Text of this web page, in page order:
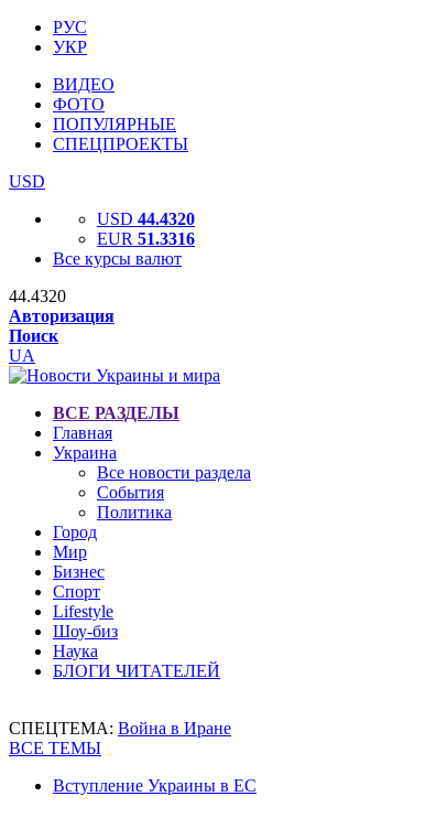
РУС
УКР
ВИДЕО
ФОТО
ПОПУЛЯРНЫЕ
СПЕЦПРОЕКТЫ
USD
USD 44.4320
EUR 51.3316
Все курсы валют
44.4320
Авторизация
Поиск
UA
ВСЕ РАЗДЕЛЫ
Главная
Украина
Все новости раздела
События
Политика
Город
Мир
Бизнес
Спорт
Lifestyle
Шоу-биз
Наука
БЛОГИ ЧИТАТЕЛЕЙ
СПЕЦТЕМА: Война в Иране
ВСЕ ТЕМЫ
Вступление Украины в ЕС